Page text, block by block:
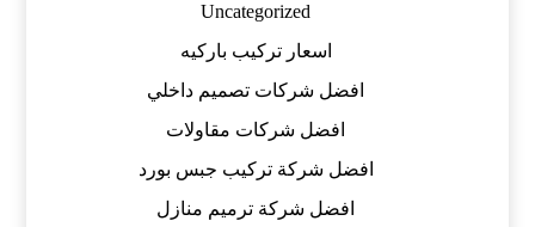
Uncategorized
اسعار تركيب باركيه
افضل شركات تصميم داخلي
افضل شركات مقاولات
افضل شركة تركيب جبس بورد
افضل شركة ترميم منازل